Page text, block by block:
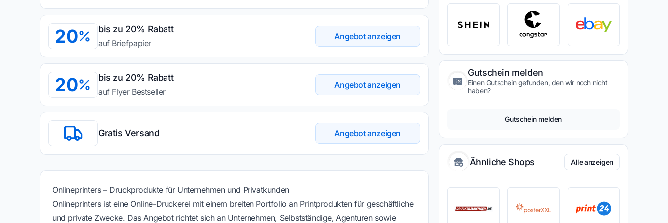
20 bis zu 20% Rabatt
auf Briefpapier
Angebot anzeigen
20 bis zu 20% Rabatt
auf Flyer Bestseller
Angebot anzeigen
Gratis Versand Angebot anzeigen
Onlineprinters – Druckprodukte für Unternehmen und Privatkunden
Onlineprinters ist eine Online-Druckerei mit einem breiten Portfolio an Printprodukten für geschäftliche
und private Zwecke. Das Angebot richtet sich an Unternehmen, Selbstständige, Agenturen sowie
Gutschein melden
Einen Gutschein gefunden, den wir noch nicht
haben?
Gutschein melden
Ähnliche Shops Alle anzeigen